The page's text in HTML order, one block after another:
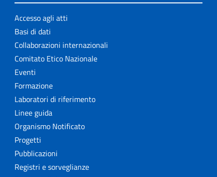
Accesso agli atti
Basi di dati
Collaborazioni internazionali
Comitato Etico Nazionale
Eventi
Formazione
Laboratori di riferimento
Linee guida
Organismo Notificato
Progetti
Pubblicazioni
Registri e sorveglianze